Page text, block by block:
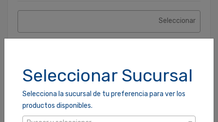
Seleccionar Sucursal
Selecciona la sucursal de tu preferencia para ver los
productos disponibles.
DESCRIPCIÓN